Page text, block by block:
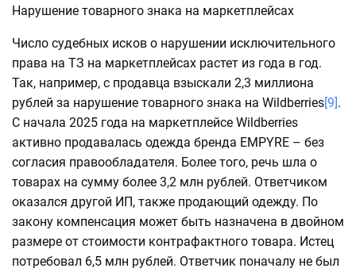
Нарушение товарного знака на маркетплейсах
Число судебных исков о нарушении исключительного
права на ТЗ на маркетплейсах растет из года в год.
Так, например, с продавца взыскали 2,3 миллиона
рублей за нарушение товарного знака на Wildberries[9] .
С начала 2025 года на маркетплейсе Wildberries
активно продавалась одежда бренда EMPYRE – без
согласия правообладателя. Более того, речь шла о
товарах на сумму более 3,2 млн рублей. Ответчиком
оказался другой ИП, также продающий одежду. По
закону компенсация может быть назначена в двойном
размере от стоимости контрафактного товара. Истец
потребовал 6,5 млн рублей. Ответчик поначалу не был